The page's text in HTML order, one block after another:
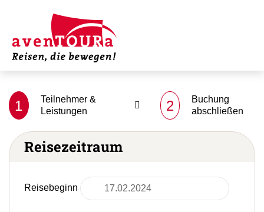
1
Teilnehmer &
Leistungen
2
Buchung
abschließen
Reisezeitraum
Reisebeginn